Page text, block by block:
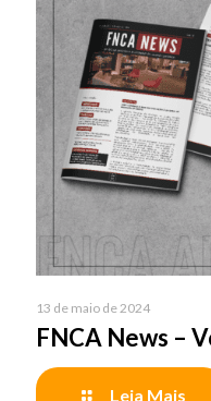
13 de maio de 2024
FNCA News –
Leia Mais